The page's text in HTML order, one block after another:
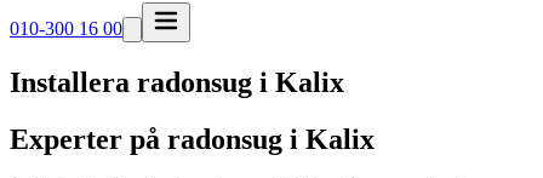
010-300 16 00
Installera radonsug i Kalix
Experter på radonsug i Kalix